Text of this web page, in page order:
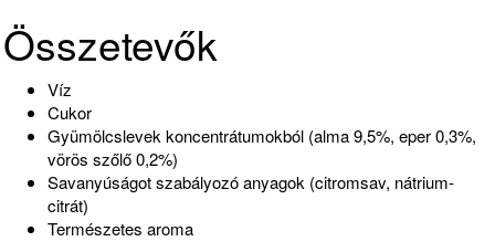
Összetevők
Víz
Cukor
Gyümölcslevek koncentrátumokból (alma 9,5%, eper 0,3%,
vörös szőlő 0,2%)
Savanyúságot szabályozó anyagok (citromsav, nátrium-
citrát)
Természetes aroma